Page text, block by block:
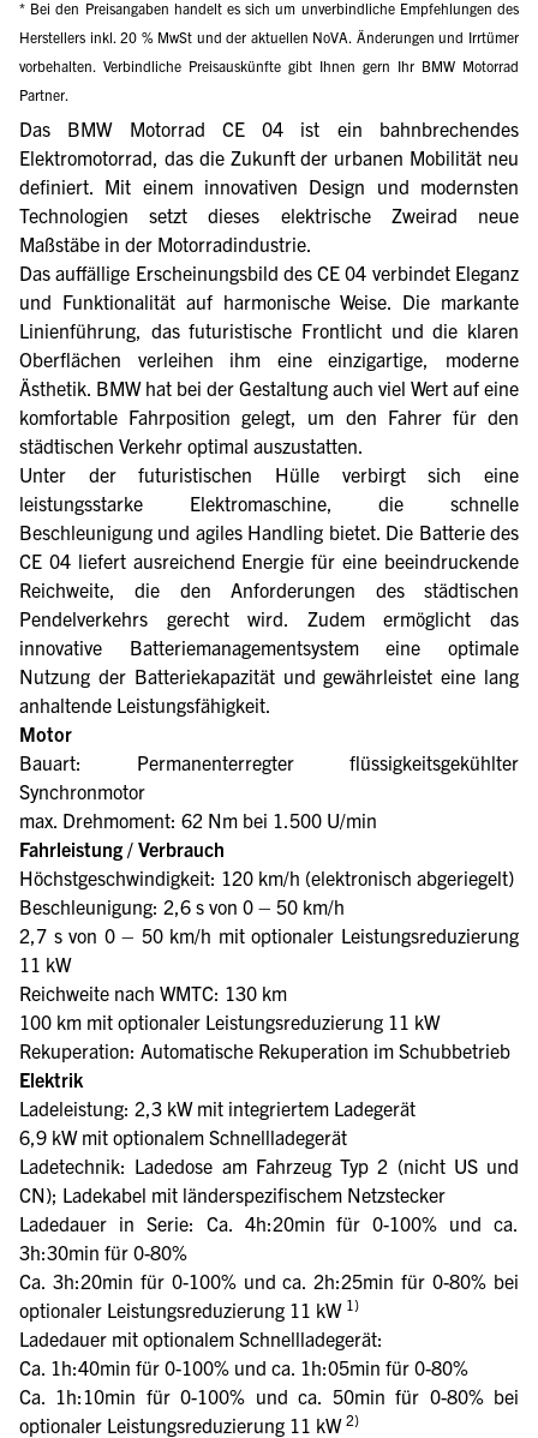
* Bei den Preisangaben handelt es sich um unverbindliche Empfehlungen des
Herstellers inkl. 20 % MwSt und der aktuellen NoVA. Änderungen und Irrtümer
vorbehalten. Verbindliche Preisauskünfte gibt Ihnen gern Ihr BMW Motorrad
Partner.
Das BMW Motorrad CE 04 ist ein bahnbrechendes
Elektromotorrad, das die Zukunft der urbanen Mobilität neu
definiert. Mit einem innovativen Design und modernsten
Technologien setzt dieses elektrische Zweirad neue
Maßstäbe in der Motorradindustrie.
Das auffällige Erscheinungsbild des CE 04 verbindet Eleganz
und Funktionalität auf harmonische Weise. Die markante
Linienführung, das futuristische Frontlicht und die klaren
Oberflächen verleihen ihm eine einzigartige, moderne
Ästhetik. BMW hat bei der Gestaltung auch viel Wert auf eine
komfortable Fahrposition gelegt, um den Fahrer für den
städtischen Verkehr optimal auszustatten.
Unter der futuristischen Hülle verbirgt sich eine
leistungsstarke Elektromaschine, die schnelle
Beschleunigung und agiles Handling bietet. Die Batterie des
CE 04 liefert ausreichend Energie für eine beeindruckende
Reichweite, die den Anforderungen des städtischen
Pendelverkehrs gerecht wird. Zudem ermöglicht das
innovative Batteriemanagementsystem eine optimale
Nutzung der Batteriekapazität und gewährleistet eine lang
anhaltende Leistungsfähigkeit.
Motor
Bauart: Permanenterregter flüssigkeitsgekühlter
Synchronmotor
max. Drehmoment: 62 Nm bei 1.500 U/min
Fahrleistung / Verbrauch
Höchstgeschwindigkeit: 120 km/h (elektronisch abgeriegelt)
Beschleunigung: 2,6 s von 0 – 50 km/h
2,7 s von 0 – 50 km/h mit optionaler Leistungsreduzierung
11 kW
Reichweite nach WMTC: 130 km
100 km mit optionaler Leistungsreduzierung 11 kW
Rekuperation: Automatische Rekuperation im Schubbetrieb
Elektrik
Ladeleistung: 2,3 kW mit integriertem Ladegerät
6,9 kW mit optionalem Schnellladegerät
Ladetechnik: Ladedose am Fahrzeug Typ 2 (nicht US und
CN); Ladekabel mit länderspezifischem Netzstecker
Ladedauer in Serie: Ca. 4h:20min für 0-100% und ca.
3h:30min für 0-80%
Ca. 3h:20min für 0-100% und ca. 2h:25min für 0-80% bei
optionaler Leistungsreduzierung 11 kW 1)
Ladedauer mit optionalem Schnellladegerät:
Ca. 1h:40min für 0-100% und ca. 1h:05min für 0-80%
Ca. 1h:10min für 0-100% und ca. 50min für 0-80% bei
optionaler Leistungsreduzierung 11 kW 2)